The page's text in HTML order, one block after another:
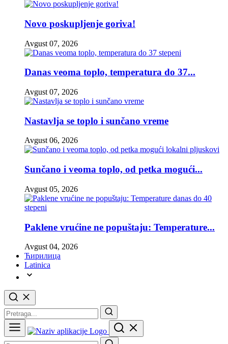
Novo poskupljenje goriva!
Avgust 07, 2026
Danas veoma toplo, temperatura do 37...
Avgust 07, 2026
Nastavlja se toplo i sunčano vreme
Avgust 06, 2026
Sunčano i veoma toplo, od petka mogući...
Avgust 05, 2026
Paklene vrućine ne popuštaju: Temperature...
Avgust 04, 2026
Ћирилица
Latinica